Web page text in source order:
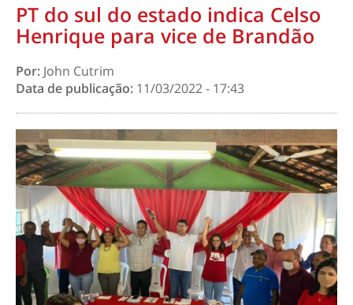
PT do sul do estado indica Celso
Henrique para vice de Brandão
Por: John Cutrim
Data de publicação: 11/03/2022 - 17:43